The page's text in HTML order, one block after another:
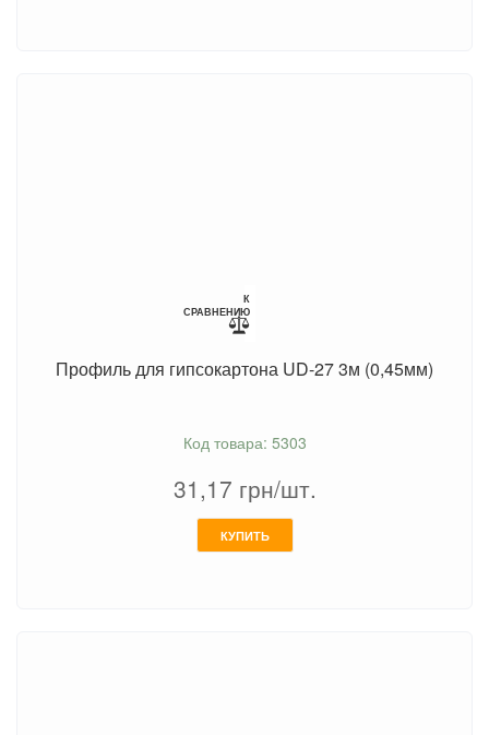
К
СРАВНЕНИЮ
Профиль для гипсокартона UD-27 3м (0,45мм)
Код товара: 5303
31,17 грн/шт.
КУПИТЬ